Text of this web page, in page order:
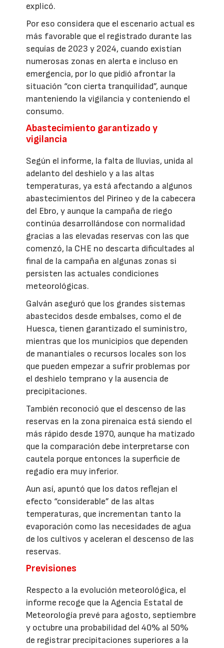
explicó.
Por eso considera que el escenario actual es
más favorable que el registrado durante las
sequías de 2023 y 2024, cuando existían
numerosas zonas en alerta e incluso en
emergencia, por lo que pidió afrontar la
situación “con cierta tranquilidad”, aunque
manteniendo la vigilancia y conteniendo el
consumo.
Abastecimiento garantizado y
vigilancia
Según el informe, la falta de lluvias, unida al
adelanto del deshielo y a las altas
temperaturas, ya está afectando a algunos
abastecimientos del Pirineo y de la cabecera
del Ebro, y aunque la campaña de riego
continúa desarrollándose con normalidad
gracias a las elevadas reservas con las que
comenzó, la CHE no descarta dificultades al
final de la campaña en algunas zonas si
persisten las actuales condiciones
meteorológicas.
Galván aseguró que los grandes sistemas
abastecidos desde embalses, como el de
Huesca, tienen garantizado el suministro,
mientras que los municipios que dependen
de manantiales o recursos locales son los
que pueden empezar a sufrir problemas por
el deshielo temprano y la ausencia de
precipitaciones.
También reconoció que el descenso de las
reservas en la zona pirenaica está siendo el
más rápido desde 1970, aunque ha matizado
que la comparación debe interpretarse con
cautela porque entonces la superficie de
regadío era muy inferior.
Aun así, apuntó que los datos reflejan el
efecto “considerable” de las altas
temperaturas, que incrementan tanto la
evaporación como las necesidades de agua
de los cultivos y aceleran el descenso de las
reservas.
Previsiones
Respecto a la evolución meteorológica, el
informe recoge que la Agencia Estatal de
Meteorología prevé para agosto, septiembre
y octubre una probabilidad del 40% al 50%
de registrar precipitaciones superiores a la